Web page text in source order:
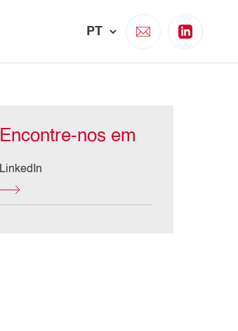
Encontre-nos em
LinkedIn